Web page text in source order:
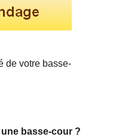
de votre basse-
basse-cour ?